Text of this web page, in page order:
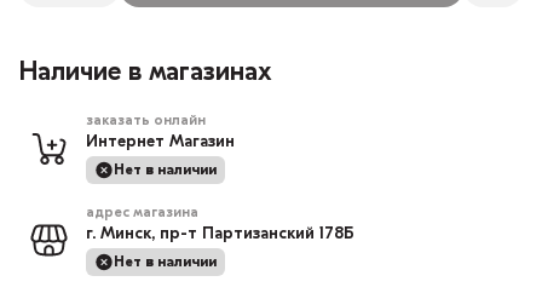
Наличие в магазинах
заказать онлайн
Интернет Магазин
Нет в наличии
адрес магазина
г. Минск, пр-т Партизанский 178Б
Нет в наличии